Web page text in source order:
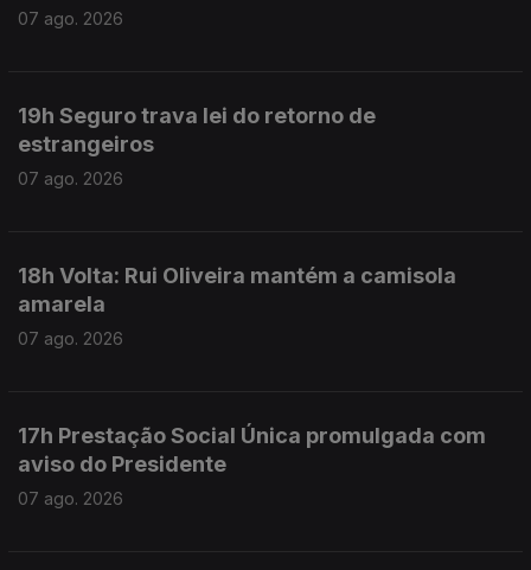
07 ago. 2026
19h Seguro trava lei do retorno de
estrangeiros
07 ago. 2026
18h Volta: Rui Oliveira mantém a camisola
amarela
07 ago. 2026
17h Prestação Social Única promulgada com
aviso do Presidente
07 ago. 2026